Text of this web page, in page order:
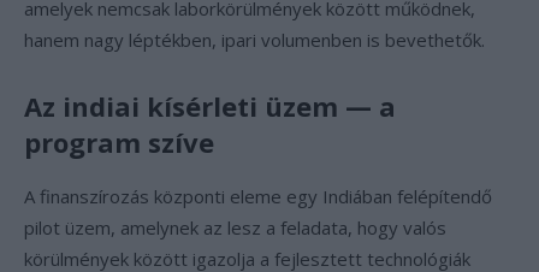
amelyek nemcsak laborkörülmények között működnek,
hanem nagy léptékben, ipari volumenben is bevethetők.
Az indiai kísérleti üzem — a
program szíve
A finanszírozás központi eleme egy Indiában felépítendő
pilot üzem, amelynek az lesz a feladata, hogy valós
körülmények között igazolja a fejlesztett technológiák